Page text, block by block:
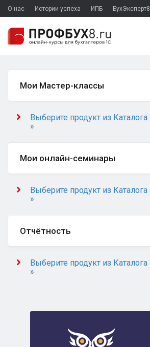
О нас Истории успеха ИПБ БухЭксперт8
Мои Мастер-классы
Выберите продукт из Каталога
»
Мои онлайн-семинары
Выберите продукт из Каталога
»
Отчётность
Выберите продукт из Каталога
»